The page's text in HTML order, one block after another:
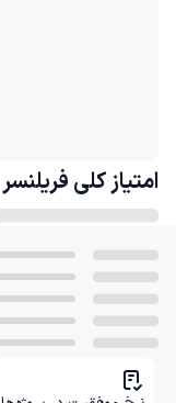
امتیاز کلی فریلنسر